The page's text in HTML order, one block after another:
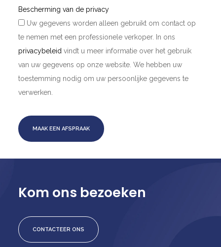
Bescherming van de privacy
Uw gegevens worden alleen gebruikt om contact op
te nemen met een professionele verkoper. In ons
privacybeleid vindt u meer informatie over het gebruik
van uw gegevens op onze website. We hebben uw
toestemming nodig om uw persoonlijke gegevens te
verwerken.
MAAK EEN AFSPRAAK
Kom ons bezoeken
CONTACTEER ONS